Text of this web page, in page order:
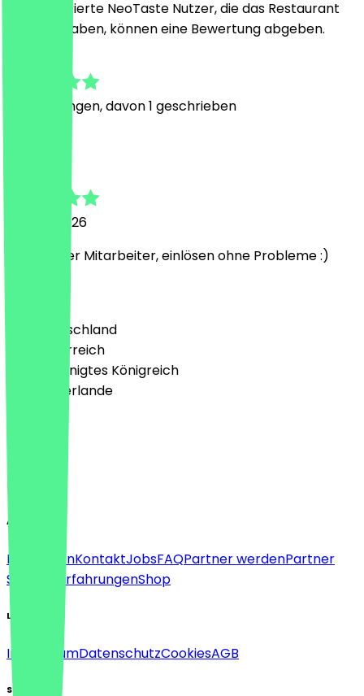
Nur registrierte NeoTaste Nutzer, die das Restaurant
besucht haben, können eine Bewertung abgeben.
Bewertungen, davon 1 geschrieben
26. Juni 2026
Sehr netter Mitarbeiter, einlösen ohne Probleme :)
🇩🇪 Deutschland
🇦🇹 Österreich
🇬🇧 Vereinigtes Königreich
🇳🇱 Niederlande
Deutsch
English
About
Für FirmenKontaktJobsFAQPartner werdenPartner
Support
ErfahrungenShop
Legal
ImpressumDatenschutzCookiesAGB
Social